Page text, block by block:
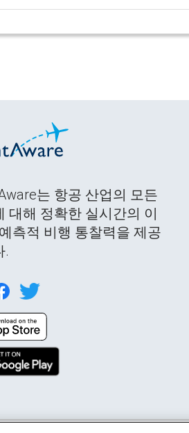
는 항공 산업의 모든
대해 정확한 실시간의 이
측적 비행 통찰력을 제공
.